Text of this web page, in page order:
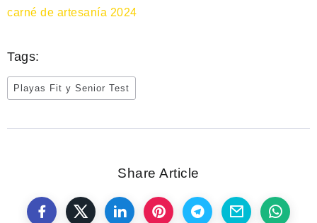
carné de artesanía 2024
Tags:
Playas Fit y Senior Test
Share Article